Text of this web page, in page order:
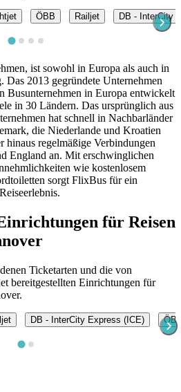
ÖBB Railjet DB - InterCity
ist sowohl in Europa als auch in
Das 2013 gegründete Unternehmen
Busunternehmen in Europa entwickelt
in 30 Ländern. Das ursprünglich aus
hat schnell in Nachbarländer
die Niederlande und Kroatien
hinaus regelmäßige Verbindungen
England an. Mit erschwinglichen
wie kostenlosem
sorgt FlixBus für ein
für Reisen
Ticketarten und die von
bereitgestellten Einrichtungen für
DB - InterCity Express (ICE)